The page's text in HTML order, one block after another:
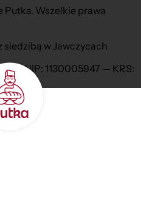
Wszelkie prawa
w Jawczycach
NIP: 1130005947 — KRS: